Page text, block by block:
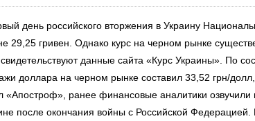
день российского вторжения в Украину
29,25 гривен. Однако курс на черном рынке
данные сайта «Курс Украины». По
доллара на черном рынке составил 33,52 грн/
«Апостроф», ранее финансовые аналитики озвучили
после окончания войны с Российской